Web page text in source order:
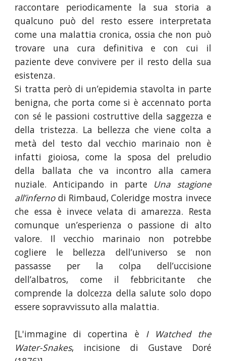
raccontare periodicamente la sua storia a
qualcuno può del resto essere interpretata
come una malattia cronica, ossia che non può
trovare una cura definitiva e con cui il
paziente deve convivere per il resto della sua
esistenza.
Si tratta però di un’epidemia stavolta in parte
benigna, che porta come si è accennato porta
con sé le passioni costruttive della saggezza e
della tristezza. La bellezza che viene colta a
metà del testo dal vecchio marinaio non è
infatti gioiosa, come la sposa del preludio
della ballata che va incontro alla camera
nuziale. Anticipando in parte Una stagione
all’infernodi Rimbaud, Coleridge mostra invece
che essa è invece velata di amarezza. Resta
comunque un’esperienza o passione di alto
valore. Il vecchio marinaio non potrebbe
cogliere le bellezza dell’universo se non
passasse per la colpa dell’uccisione
dell’albatros, come il febbricitante che
comprende la dolcezza della salute solo dopo
essere sopravvissuto alla malattia.
[L'immagine di copertina è I Watched the
Water-Snakes, incisione di Gustave Doré